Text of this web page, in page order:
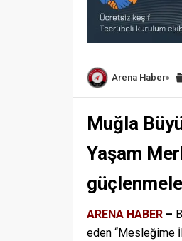
Arena Haber
Muğla
Yaşam
ARENA HABER –
eden “Mesleğime